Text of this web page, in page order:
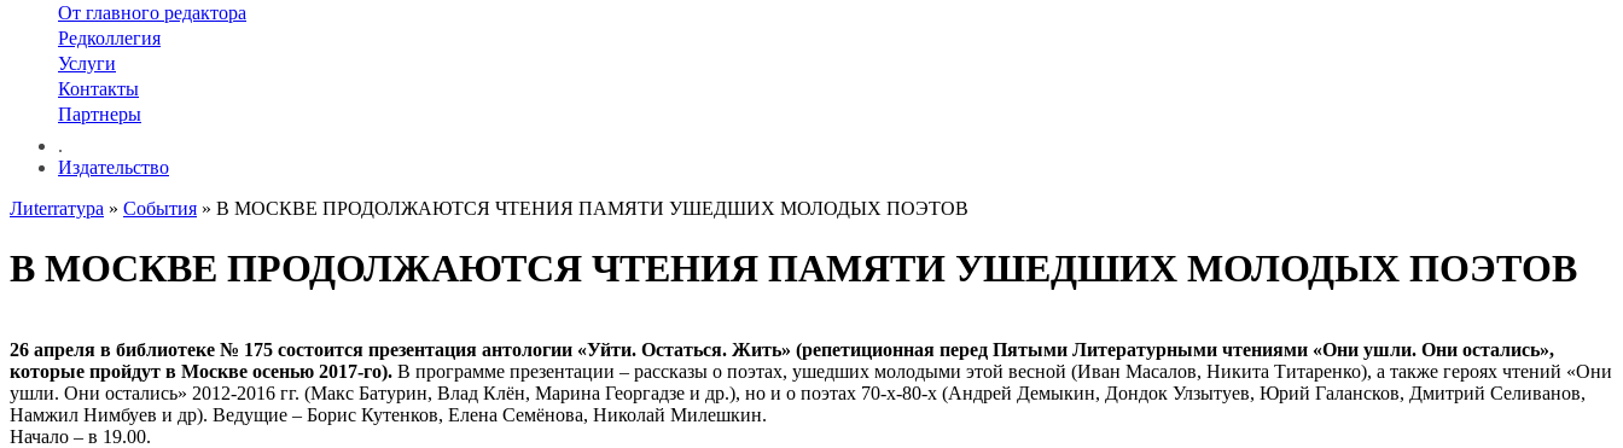
От главного редактора
Редколлегия
Услуги
Контакты
Партнеры
.
Издательство
Лиterraтура » События » В МОСКВЕ ПРОДОЛЖАЮТСЯ ЧТЕНИЯ ПАМЯТИ УШЕДШИХ МОЛОДЫХ ПОЭТОВ
В МОСКВЕ ПРОДОЛЖАЮТСЯ ЧТЕНИЯ ПАМЯТИ УШЕДШИХ МОЛОДЫХ ПОЭТОВ
26 апреля в библиотеке № 175 состоится презентация антологии «Уйти. Остаться. Жить» (репетиционная перед Пятыми Литературными чтениями «Они ушли. Они остались»,
которые пройдут в Москве осенью 2017-го). В программе презентации – рассказы о поэтах, ушедших молодыми этой весной (Иван Масалов, Никита Титаренко), а также героях чтений «Они
ушли. Они остались» 2012-2016 гг. (Макс Батурин, Влад Клён, Марина Георгадзе и др.), но и о поэтах 70-х-80-х (Андрей Демыкин, Дондок Улзытуев, Юрий Галансков, Дмитрий Селиванов,
Намжил Нимбуев и др). Ведущие – Борис Кутенков, Елена Семёнова, Николай Милешкин.
Начало – в 19.00.